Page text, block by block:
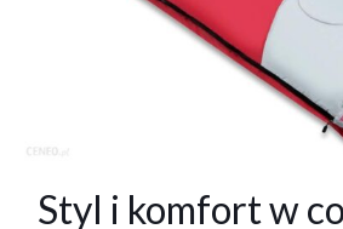
Styl i komfort w